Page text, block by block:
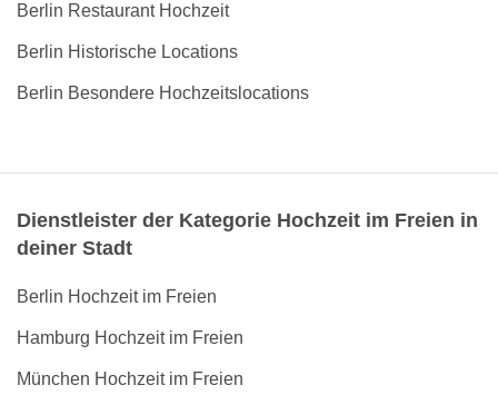
Berlin Restaurant Hochzeit
Berlin Historische Locations
Berlin Besondere Hochzeitslocations
Dienstleister der Kategorie Hochzeit im Freien in
deiner Stadt
Berlin Hochzeit im Freien
Hamburg Hochzeit im Freien
München Hochzeit im Freien